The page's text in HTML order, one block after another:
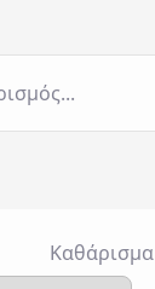
Καθάρισμα